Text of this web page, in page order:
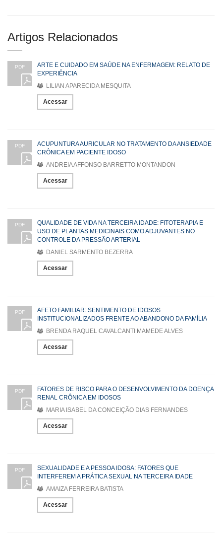
Artigos Relacionados
PDF
ARTE E CUIDADO EM SAÚDE NA ENFERMAGEM: RELATO DE
EXPERIÊNCIA
LILIAN APARECIDA MESQUITA
Acessar
PDF
ACUPUNTURA AURICULAR NO TRATAMENTO DA ANSIEDADE
CRÔNICA EM PACIENTE IDOSO
ANDREIA AFFONSO BARRETTO MONTANDON
Acessar
PDF
QUALIDADE DE VIDA NA TERCEIRA IDADE: FITOTERAPIA E
USO DE PLANTAS MEDICINAIS COMO ADJUVANTES NO
CONTROLE DA PRESSÃO ARTERIAL
DANIEL SARMENTO BEZERRA
Acessar
PDF
AFETO FAMILIAR: SENTIMENTO DE IDOSOS
INSTITUCIONALIZADOS FRENTE AO ABANDONO DA FAMÍLIA
BRENDA RAQUEL CAVALCANTI MAMEDE ALVES
Acessar
PDF
FATORES DE RISCO PARA O DESENVOLVIMENTO DA DOENÇA
RENAL CRÔNICA EM IDOSOS
MARIA ISABEL DA CONCEIÇÃO DIAS FERNANDES
Acessar
PDF
SEXUALIDADE E A PESSOA IDOSA: FATORES QUE
INTERFEREM A PRÁTICA SEXUAL NA TERCEIRA IDADE
AMAIZA FERREIRA BATISTA
Acessar